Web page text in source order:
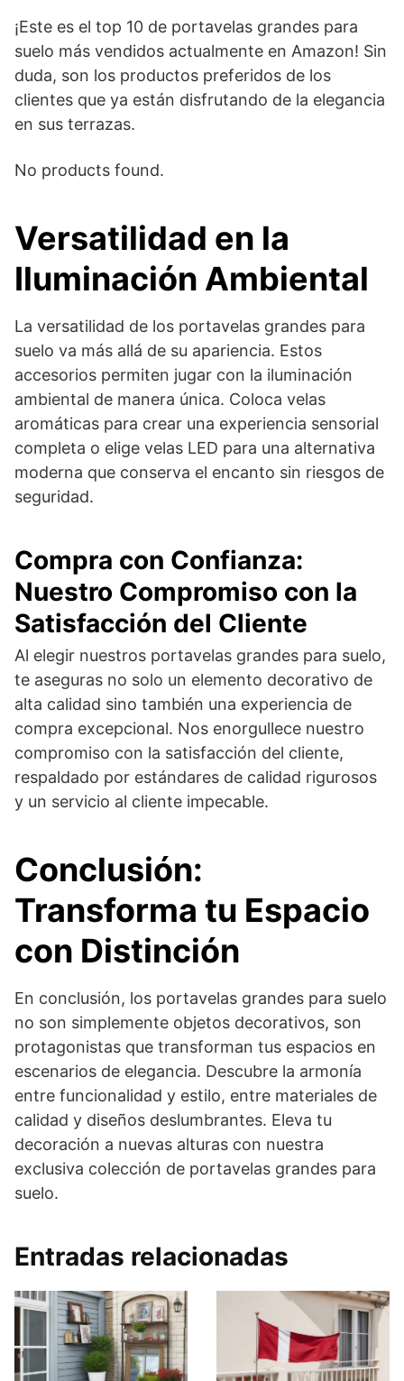
¡Este es el top 10 de portavelas grandes para
suelo más vendidos actualmente en Amazon! Sin
duda, son los productos preferidos de los
clientes que ya están disfrutando de la elegancia
en sus terrazas.
No products found.
Versatilidad en la
Iluminación Ambiental
La versatilidad de los portavelas grandes para
suelo va más allá de su apariencia. Estos
accesorios permiten jugar con la iluminación
ambiental de manera única. Coloca velas
aromáticas para crear una experiencia sensorial
completa o elige velas LED para una alternativa
moderna que conserva el encanto sin riesgos de
seguridad.
Compra con Confianza:
Nuestro Compromiso con la
Satisfacción del Cliente
Al elegir nuestros portavelas grandes para suelo,
te aseguras no solo un elemento decorativo de
alta calidad sino también una experiencia de
compra excepcional. Nos enorgullece nuestro
compromiso con la satisfacción del cliente,
respaldado por estándares de calidad rigurosos
y un servicio al cliente impecable.
Conclusión:
Transforma tu Espacio
con Distinción
En conclusión, los portavelas grandes para suelo
no son simplemente objetos decorativos, son
protagonistas que transforman tus espacios en
escenarios de elegancia. Descubre la armonía
entre funcionalidad y estilo, entre materiales de
calidad y diseños deslumbrantes. Eleva tu
decoración a nuevas alturas con nuestra
exclusiva colección de portavelas grandes para
suelo.
Entradas relacionadas